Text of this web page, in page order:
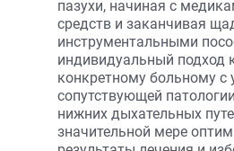
пазухи, начиная с
средств и заканчивая
инструментальными
индивидуальный подход
конкретному больному с
сопутствующей
нижних дыхательных
значительной мере